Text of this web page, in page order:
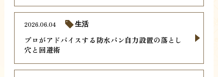
プロがアドバイスする防水パン自力設置の落とし
穴と回避術
2026.06.04 生活